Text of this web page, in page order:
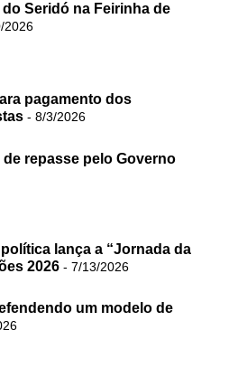
Seridó na Feirinha de
2026
pagamento dos
- 8/3/2026
repasse pelo Governo
lança a “Jornada da
2026 - 7/13/2026
um modelo de